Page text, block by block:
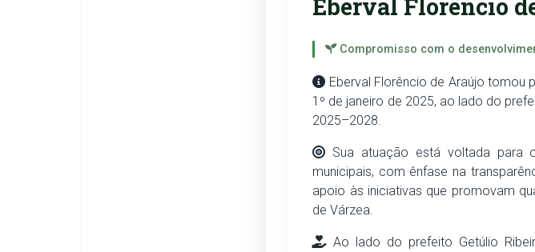
Compromisso com o
Eberval Florêncio de Araújo tomou
1º de janeiro de 2025, ao lado do
2025–2028.
Sua atuação está voltada para
municipais, com ênfase na
apoio às iniciativas que promovam
de Várzea.
Ao lado do prefeito Getúlio